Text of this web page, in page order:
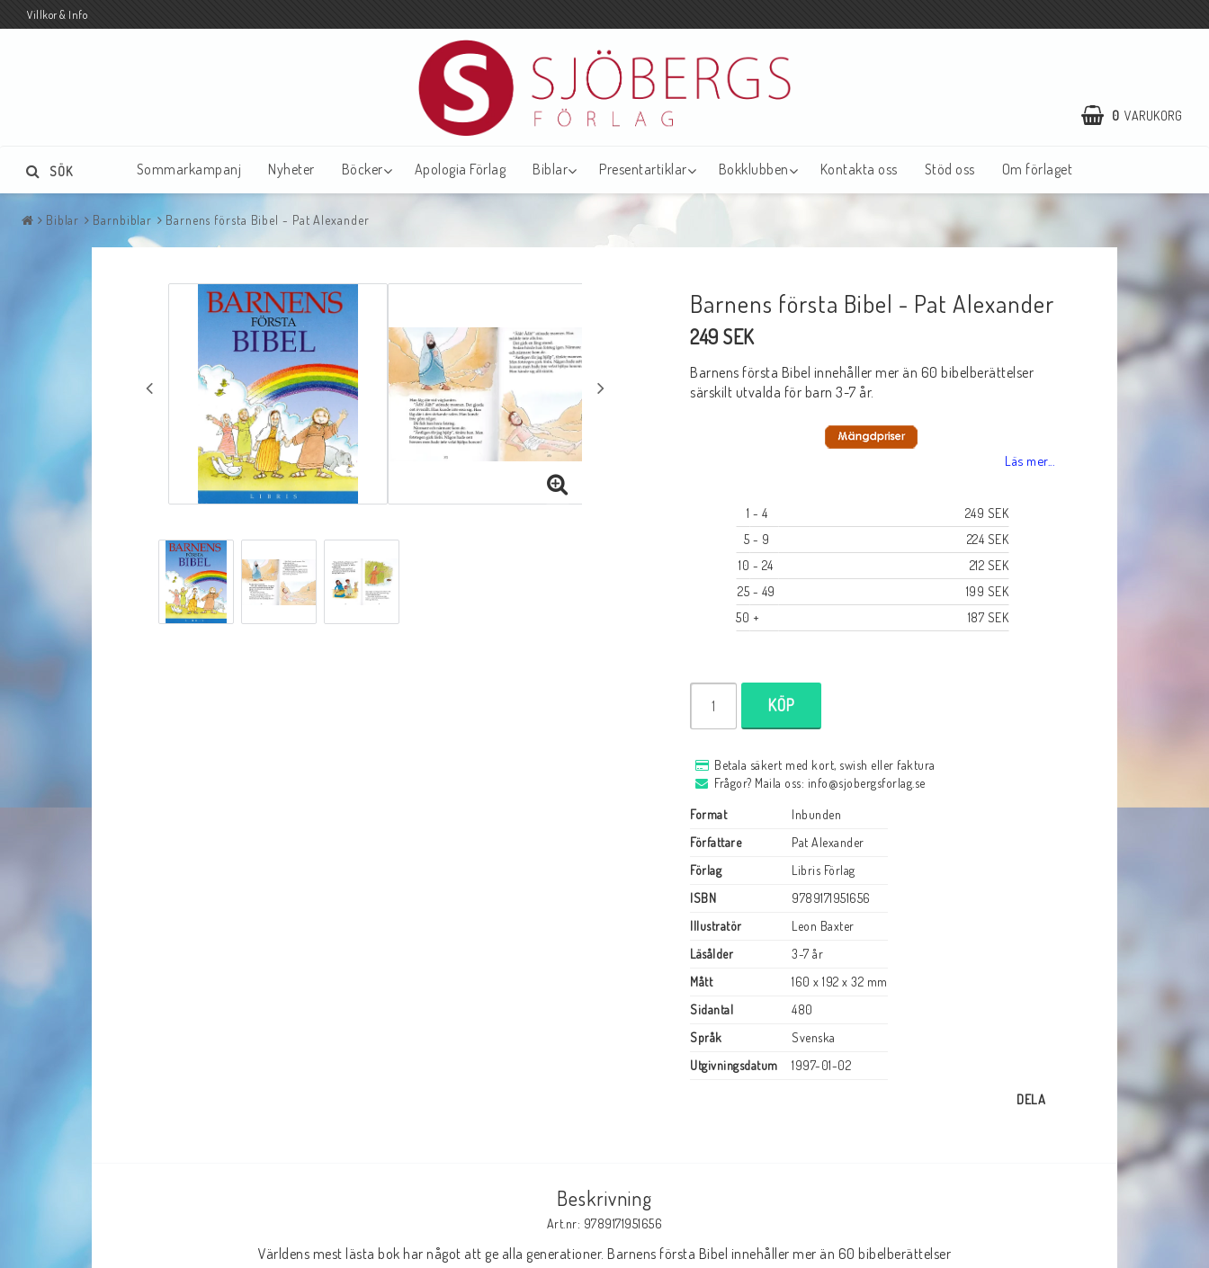
Villkor & Info
0 VARUKORG
Sommarkampanj Nyheter Böcker Apologia Förlag Biblar Presentartiklar Bokklubben Kontakta oss Stöd oss Om förlaget
SÖK
Biblar Barnbiblar Barnens första Bibel - Pat Alexander
Barnens första Bibel - Pat Alexander
249 SEK
Barnens första Bibel innehåller mer än 60 bibelberättelser
särskilt utvalda för barn 3-7 år.
Läs mer...
1 - 4
249 SEK
5 - 9
224 SEK
10 - 24
212 SEK
25 - 49
199 SEK
50 + 187 SEK
KÖP
Betala säkert med kort, swish eller faktura
Frågor? Maila oss: info@sjobergsforlag.se
Format
Inbunden
Författare
Pat Alexander
Förlag
Libris Förlag
ISBN
9789171951656
Illustratör
Leon Baxter
Läsålder
3-7 år
Mått
160 x 192 x 32 mm
Sidantal
480
Språk
Svenska
Utgivningsdatum
1997-01-02
DELA
Beskrivning
Art.nr: 9789171951656
Världens mest lästa bok har något att ge alla generationer. Barnens första Bibel innehåller mer än 60 bibelberättelser